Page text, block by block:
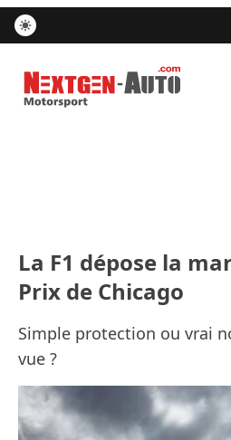
Nextgen-Auto.com
La F1 dépose la
Prix de Chicago
Simple protection ou vrai
vue ?